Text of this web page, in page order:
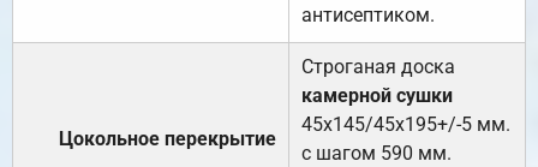
антисептиком.
Цокольное перекрытие
Строганая доска
камерной сушки
45х145/45х195+/-5 мм.
с шагом 590 мм.